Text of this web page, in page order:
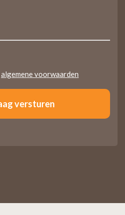
algemene voorwaarden